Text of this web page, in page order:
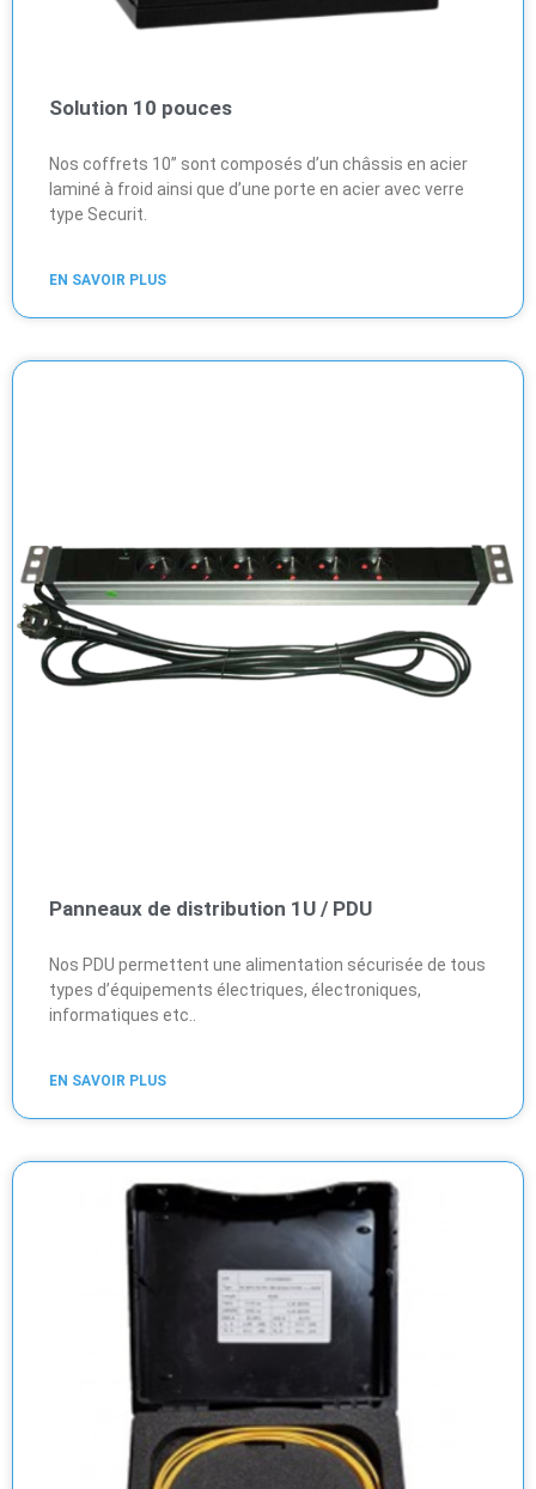
Solution 10 pouces
Nos coffrets 10’’ sont composés d’un châssis en acier
laminé à froid ainsi que d’une porte en acier avec verre
type Securit.
EN SAVOIR PLUS
Panneaux de distribution 1U / PDU
Nos PDU permettent une alimentation sécurisée de tous
types d’équipements électriques, électroniques,
informatiques etc..
EN SAVOIR PLUS